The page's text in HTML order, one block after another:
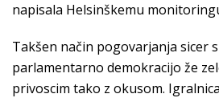
napisala Helsinškemu
Takšen način pogovarjanja sicer
parlamentarno demokracijo že
privoscim tako z okusom.